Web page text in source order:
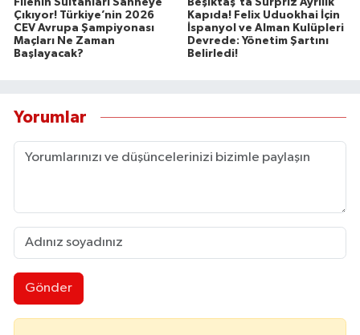
Filenin Sultanları Sahneye
Çıkıyor! Türkiye’nin 2026
CEV Avrupa Şampiyonası
Maçları Ne Zaman
Başlayacak?
Beşiktaş’ta Sürpriz Ayrılık
Kapıda! Felix Uduokhai İçin
İspanyol ve Alman Kulüpleri
Devrede: Yönetim Şartını
Belirledi!
Yorumlar
Gönder